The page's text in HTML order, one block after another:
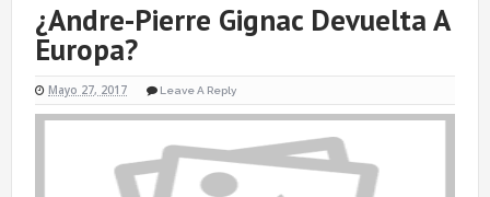
¿Andre-Pierre Gignac Devuelta A
Europa?
Mayo 27, 2017 Leave A Reply